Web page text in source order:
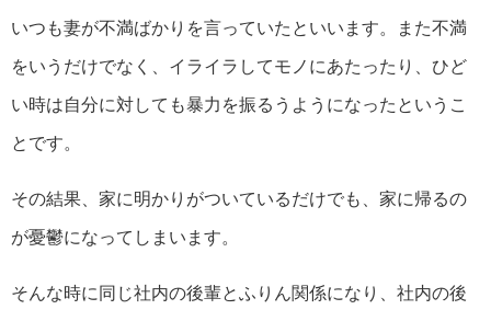
いつも妻が不満ばかりを言っていたといいます。また不満
をいうだけでなく、イライラしてモノにあたったり、ひど
い時は自分に対しても暴力を振るうようになったというこ
とです。
その結果、家に明かりがついているだけでも、家に帰るの
が憂鬱になってしまいます。
そんな時に同じ社内の後輩とふりん関係になり、社内の後